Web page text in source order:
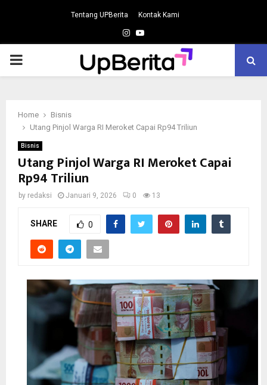
Tentang UPBerita Kontak Kami
Instagram
Youtube
PRIMARY
Home
Bisnis
Utang Pinjol Warga RI Meroket Capai Rp94 Triliun
Bisnis
Utang Pinjol Warga RI Meroket Capai
Rp94 Triliun
by redaksi Januari 9, 2026 0 13
SHARE 0